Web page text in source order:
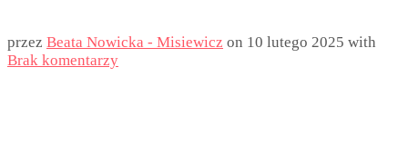
przez Beata Nowicka - Misiewicz on 10 lutego 2025 with
Brak komentarzy